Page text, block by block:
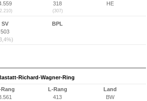
318
(307)
HE
SV
503
BPL
Richard-Wagner-Ring
Rang
L-Rang
413
Land
BW